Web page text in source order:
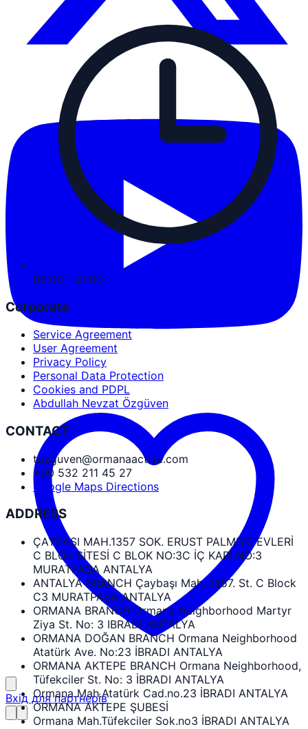
Вхід для партнерів
09:00 - 21:00
Corporate
Service Agreement
User Agreement
Privacy Policy
Personal Data Protection
Cookies and PDPL
Abdullah Nevzat Özgüven
CONTACT
tozguven@ormanaactive.com
+90 532 211 45 27
Google Maps Directions
ADDRESS
ÇAYBAŞI MAH.1357 SOK. ERUST PALMIYE EVLERİ
C BLOK SİTESİ C BLOK NO:3C İÇ KAPI NO:3
MURATPAŞA ANTALYA
ANTALYA BRANCH Çaybaşı Mah. 1357. St. C Block
C3 MURATPAŞA ANTALYA
ORMANA BRANCH Ormana Neighborhood Martyr
Ziya St. No: 3 IBRADI ANTALYA
ORMANA DOĞAN BRANCH Ormana Neighborhood
Atatürk Ave. No:23 İBRADI ANTALYA
ORMANA AKTEPE BRANCH Ormana Neighborhood,
Tüfekciler St. No: 3 İBRADI ANTALYA
Ormana Mah.Atatürk Cad.no.23 İBRADI ANTALYA
ORMANA AKTEPE ŞUBESİ
Ormana Mah.Tüfekciler Sok.no3 İBRADI ANTALYA